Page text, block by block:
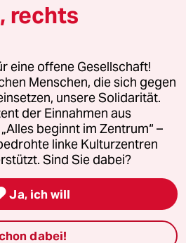
GmbH
Fragen oder für Genehmigungen
Kommune-Richtlinien
Impressum AGB
widerrufen (Ads)
rechts
eine offene Gesellschaft!
Menschen, die sich gegen
unsere Solidarität.
der Einnahmen aus
beginnt im Zentrum“ –
linke Kulturzentren
Sind Sie dabei?
Ja, ich will
dabei!